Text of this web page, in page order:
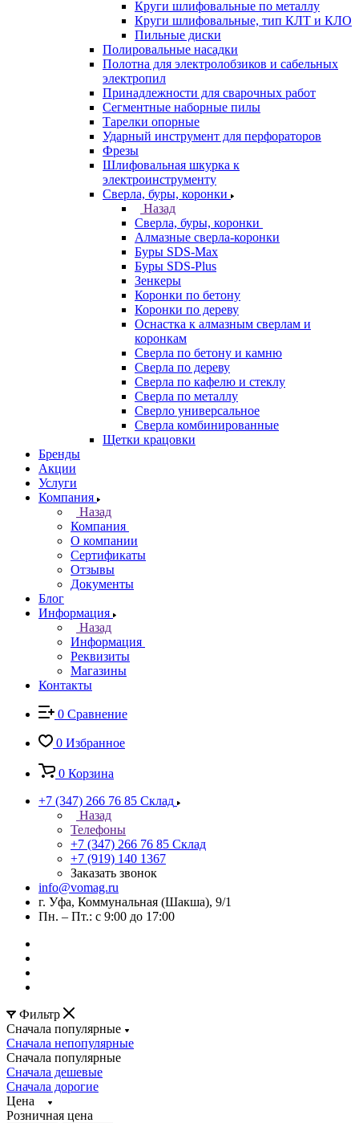
Круги шлифовальные по металлу
Круги шлифовальные, тип КЛТ и КЛО
Пильные диски
Полировальные насадки
Полотна для электролобзиков и сабельных
электропил
Принадлежности для сварочных работ
Сегментные наборные пилы
Тарелки опорные
Ударный инструмент для перфораторов
Фрезы
Шлифовальная шкурка к
электроинструменту
Сверла, буры, коронки
Назад
Сверла, буры, коронки
Алмазные сверла-коронки
Буры SDS-Max
Буры SDS-Plus
Зенкеры
Коронки по бетону
Коронки по дереву
Оснастка к алмазным сверлам и
коронкам
Сверла по бетону и камню
Сверла по дереву
Сверла по кафелю и стеклу
Сверла по металлу
Сверло универсальное
Сверла комбинированные
Щетки крацовки
Бренды
Акции
Услуги
Компания
Назад
Компания
О компании
Сертификаты
Отзывы
Документы
Блог
Информация
Назад
Информация
Реквизиты
Магазины
Контакты
0 Сравнение
0 Избранное
0 Корзина
+7 (347) 266 76 85 Склад
Назад
Телефоны
+7 (347) 266 76 85 Склад
+7 (919) 140 1367
Заказать звонок
info@vomag.ru
г. Уфа, Коммунальная (Шакша), 9/1
Пн. – Пт.: с 9:00 до 17:00
Фильтр
Сначала популярные
Сначала непопулярные
Сначала популярные
Сначала дешевые
Сначала дорогие
Цена
Розничная цена